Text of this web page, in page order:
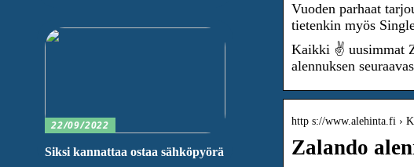
Vuoden parhaat
tietenkin myös
Kaikki ✌ uusimmat
alennuksen
http s://www.alehinta.fi ›
Zalando
22/09/2022
Siksi kannattaa ostaa sähköpyörä